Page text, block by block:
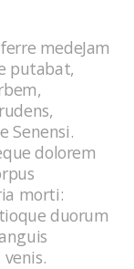
medeJam
putabat,
Senensi.
dolorem
morti:
duorum